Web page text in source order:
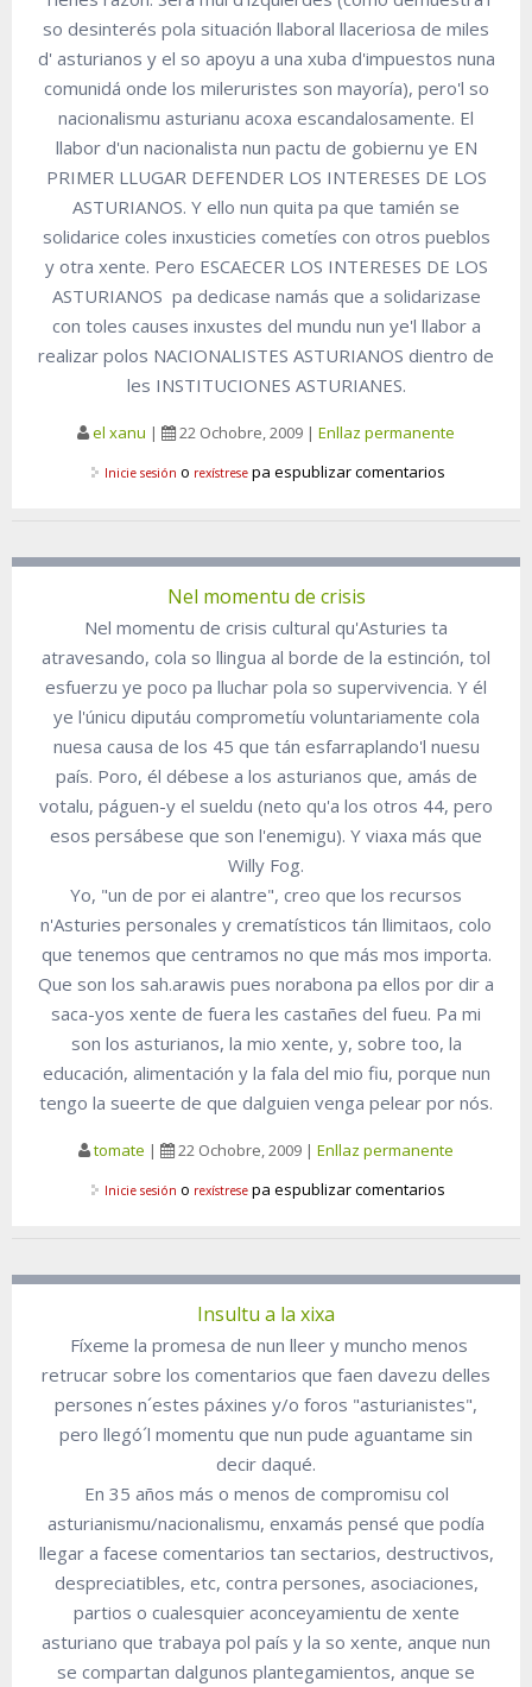
so desinterés pola situación llaboral llaceriosa de miles
d' asturianos y el so apoyu a una xuba d'impuestos nuna
comunidá onde los mileruristes son mayoría), pero'l so
nacionalismu asturianu acoxa escandalosamente. El
llabor d'un nacionalista nun pactu de gobiernu ye EN
PRIMER LLUGAR DEFENDER LOS INTERESES DE LOS
ASTURIANOS. Y ello nun quita pa que tamién se
solidarice coles inxusticies cometíes con otros pueblos
y otra xente. Pero ESCAECER LOS INTERESES DE LOS
ASTURIANOS pa dedicase namás que a solidarizase
con toles causes inxustes del mundu nun ye'l llabor a
realizar polos NACIONALISTES ASTURIANOS dientro de
les INSTITUCIONES ASTURIANES.
el xanu | 22 Ochobre, 2009 | Enllaz permanente
Inicie sesión o rexístrese pa espublizar comentarios
Nel momentu de crisis
Nel momentu de crisis cultural qu'Asturies ta
atravesando, cola so llingua al borde de la estinción, tol
esfuerzu ye poco pa lluchar pola so supervivencia. Y él
ye l'únicu diputáu comprometíu voluntariamente cola
nuesa causa de los 45 que tán esfarraplando'l nuesu
país. Poro, él débese a los asturianos que, amás de
votalu, páguen-y el sueldu (neto qu'a los otros 44, pero
esos persábese que son l'enemigu). Y viaxa más que
Willy Fog.
Yo, "un de por ei alantre", creo que los recursos
n'Asturies personales y crematísticos tán llimitaos, colo
que tenemos que centramos no que más mos importa.
Que son los sah.arawis pues norabona pa ellos por dir a
saca-yos xente de fuera les castañes del fueu. Pa mi
son los asturianos, la mio xente, y, sobre too, la
educación, alimentación y la fala del mio fiu, porque nun
tengo la sueerte de que dalguien venga pelear por nós.
tomate | 22 Ochobre, 2009 | Enllaz permanente
Inicie sesión o rexístrese pa espublizar comentarios
Insultu a la xixa
Fíxeme la promesa de nun lleer y muncho menos
retrucar sobre los comentarios que faen davezu delles
persones n´estes páxines y/o foros "asturianistes",
pero llegó´l momentu que nun pude aguantame sin
decir daqué.
En 35 años más o menos de compromisu col
asturianismu/nacionalismu, enxamás pensé que podía
llegar a facese comentarios tan sectarios, destructivos,
despreciatibles, etc, contra persones, asociaciones,
partios o cualesquier aconceyamientu de xente
asturiano que trabaya pol país y la so xente, anque nun
se compartan dalgunos plantegamientos, anque se